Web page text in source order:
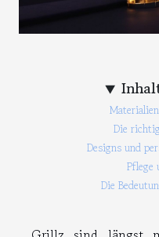
Die
Designs und
Pflege
Die